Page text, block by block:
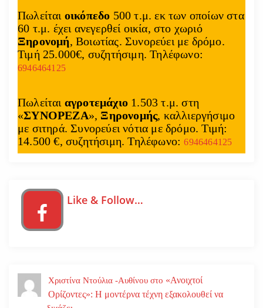
Πωλείται οικόπεδο 500 τ.μ. εκ των οποίων στα
60 τ.μ. έχει ανεγερθεί οικία, στο χωριό
Ξηρονομή, Βοιωτίας. Συνορεύει με δρόμο.
Τιμή 25.000€, συζητήσιμη. Τηλέφωνο:
6946464125
Πωλείται αγροτεμάχιο 1.503 τ.μ. στη
«ΣΥΝΟΡΕΖΑ», Ξηρονομής, καλλιεργήσιμο
με σιτηρά. Συνορεύει νότια με δρόμο. Τιμή:
14.500 €, συζητήσιμη. Τηλέφωνο:6946464125
Like & Follow…
Χριστίνα Ντούλια -Αυθίνου στο «Ανοιχτοί
Ορίζοντες»: Η μοντέρνα τέχνη εξακολουθεί να